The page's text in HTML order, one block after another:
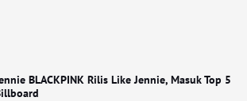
BLACKPINK Rilis Like Jennie, Masuk Top 5